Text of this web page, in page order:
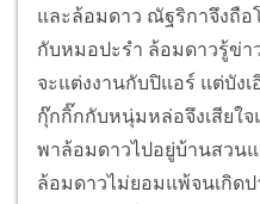
และล้อมดาว ณัฐริกาจึงถือ
กับหมอปะรำ ล้อมดาวรู้ข่า
จะแต่งงานกับปิแอร์ แต่บัง
กุ๊กกิ๊กกับหนุ่มหล่อจึงเสียใจ
พาล้อมดาวไปอยู่บ้านสวน
ล้อมดาวไม่ยอมแพ้จนเกิด